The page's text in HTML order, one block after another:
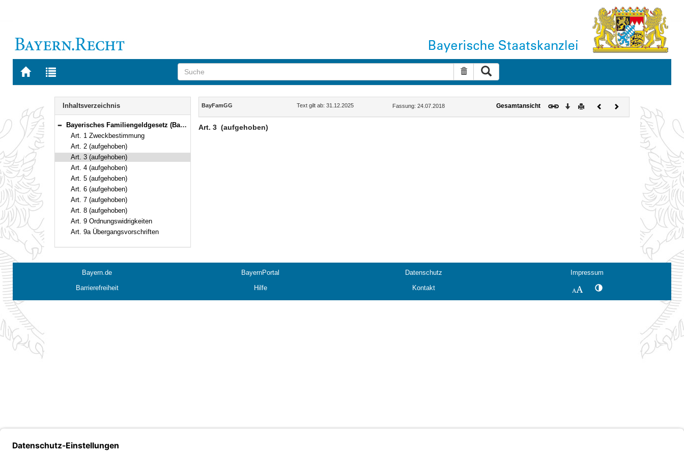
Zur
BAYERN.RECHT
Zur
letzten
Suche zurücksetzen
Navigation
Inhaltsverzeichnis
Bereich reduzieren
Bayerisches Familiengeldgesetz (BayFamGG) Vom 24. Juli 2018 (GVBl. S. 613, 622) BayRS 2170-7-A (Art. 1–9a)
Art. 1 Zweckbestimmung
Art. 2 (aufgehoben)
Art. 3 (aufgehoben)
Art. 4 (aufgehoben)
Art. 5 (aufgehoben)
Art. 6 (aufgehoben)
Art. 7 (aufgehoben)
Art. 8 (aufgehoben)
Art. 9 Ordnungswidrigkeiten
Art. 9a Übergangsvorschriften
Inhalt
BayFamGG Text gilt ab: 31.12.2025 Fassung: 24.07.2018 Gesamtansicht Download
DruckenVorherigesNächstes
Dokument
Art. 3 (aufgehoben)
Bayern.de BayernPortal Datenschutz
Impressum
Barrierefreiheit
Hilfe Kontakt SchriftgrößeKontrastwechsel